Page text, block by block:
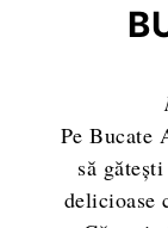
Pe Bucate
să
delicioase